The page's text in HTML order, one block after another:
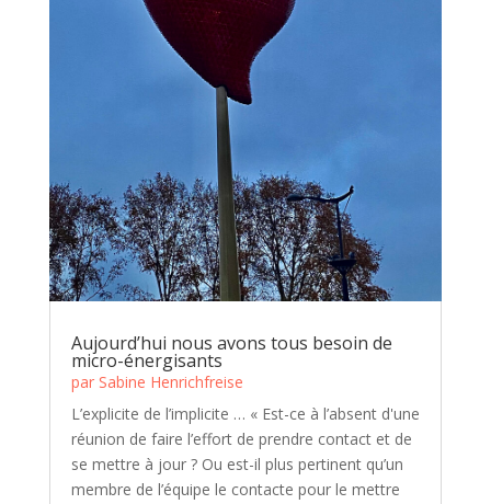
Aujourd’hui nous avons tous besoin de
micro-énergisants
par Sabine Henrichfreise
L’explicite de l’implicite … « Est-ce à l’absent d'une
réunion de faire l’effort de prendre contact et de
se mettre à jour ? Ou est-il plus pertinent qu’un
membre de l’équipe le contacte pour le mettre